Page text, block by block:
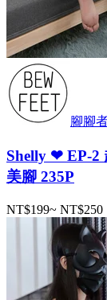
腳腳
Shelly ❤ EP-2
美腳 235P
NT$199~ NT$250